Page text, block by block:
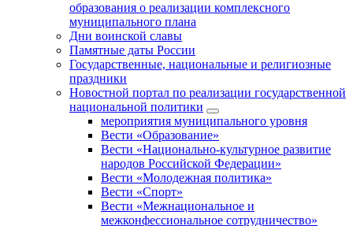
образования о реализации комплексного
муниципального плана
Дни воинской славы
Памятные даты России
Государственные, национальные и религиозные
праздники
Новостной портал по реализации государственной
национальной политики
мероприятия муниципального уровня
Вести «Образование»
Вести «Национально-культурное развитие
народов Российской Федерации»
Вести «Молодежная политика»
Вести «Спорт»
Вести «Межнациональное и
межконфессиональное сотрудничество»